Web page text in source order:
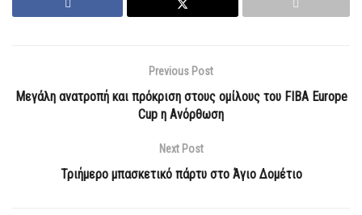
Previous Post
Μεγάλη ανατροπή και πρόκριση στους ομίλους του FIBA Europe
Cup η Ανόρθωση
Next Post
Τριήμερο μπασκετικό πάρτυ στο Άγιο Δομέτιο